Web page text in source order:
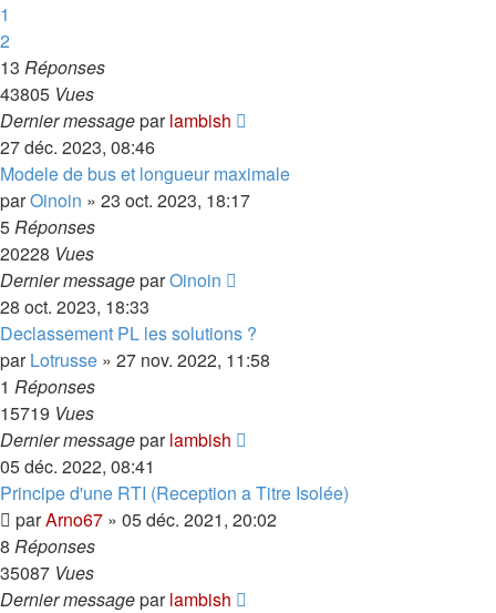
1
2
13 Réponses
43805 Vues
Dernier messageparlambish
27 déc. 2023, 08:46
Modele de bus et longueur maximale
parOinoin » 23 oct. 2023, 18:17
5Réponses
20228 Vues
Dernier messageparOinoin
28 oct. 2023, 18:33
Declassement PL les solutions ?
parLotrusse » 27 nov. 2022, 11:58
1 Réponses
15719 Vues
Dernier messageparlambish
05 déc. 2022, 08:41
Principe d'une RTI (Reception a Titre Isolée)
parArno67 » 05 déc. 2021, 20:02
8 Réponses
35087 Vues
Dernier messageparlambish